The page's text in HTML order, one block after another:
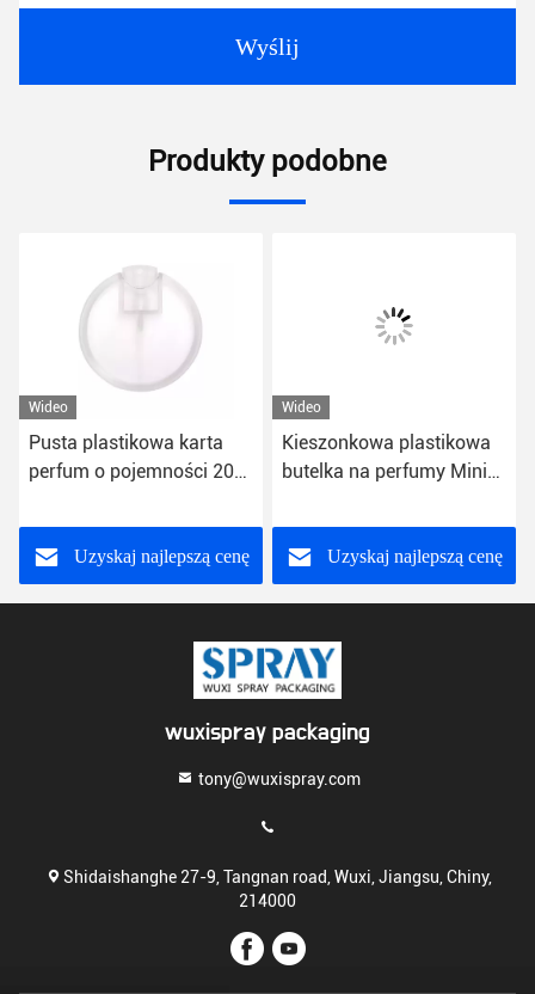
Wyślij
Produkty podobne
Wideo
Pusta plastikowa karta
perfum o pojemności 20
butelka z rozpylaczem z
delikatną mgiełką
Uzyskaj najlepszą cenę
Wideo
Kieszonkowa plastikowa
butelka na perfumy Mini
na perfumy Pusta,
wielokrotnego napełniania
20 ml
Uzyskaj najlepszą cenę
wuxispray packaging
tony@wuxispray.com
Shidaishanghe 27-9, Tangnan road, Wuxi, Jiangsu, Chiny,
214000